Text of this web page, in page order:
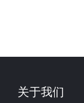
关于我们